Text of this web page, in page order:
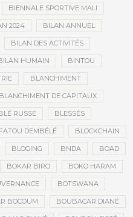
BIENNALE SPORTIVE MALI
2024 BILAN ANNUEL
BILAN DES ACTIVITÉS
HUMAIN BINTOU
BLANCHIMENT
BLANCHIMENT DE CAPITAUX
RUSSE BLESSÉS
DEMBÉLÉ BLOCKCHAIN
BLOGING BNDA BOAD
BOKAR BIRO BOKO HARAM
BOTSWANA
BOCOUM BOUBACAR DIANÉ